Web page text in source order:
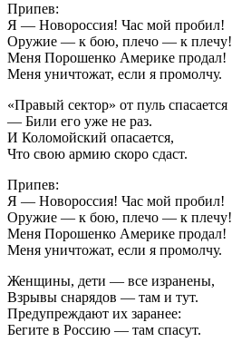
Припев:
Я — Новороссия! Час мой пробил!
Оружие — к бою, плечо — к плечу!
Меня Порошенко Америке продал!
Меня уничтожат, если я промолчу.
«Правый сектор» от пуль спасается
— Били его уже не раз.
И Коломойский опасается,
Что свою армию скоро сдаст.
Припев:
Я — Новороссия! Час мой пробил!
Оружие — к бою, плечо — к плечу!
Меня Порошенко Америке продал!
Меня уничтожат, если я промолчу.
Женщины, дети — все изранены,
Взрывы снарядов — там и тут.
Предупреждают их заранее:
Бегите в Россию — там спасут.